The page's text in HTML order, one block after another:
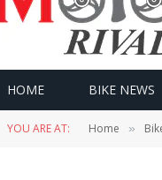
HOME BIKE NEWS
YOU ARE AT: Home »